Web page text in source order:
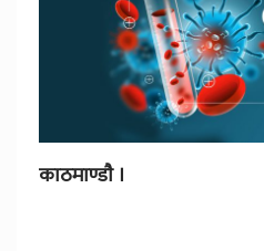
काठमाण्डाै ।